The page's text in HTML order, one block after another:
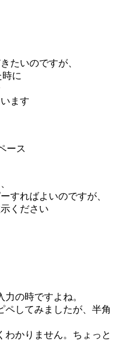
たいのですが、
時に
ます
ース
すればよいのですが、
ください
の時ですよね。
ペしてみましたが、半角
わかりません。ちょっと